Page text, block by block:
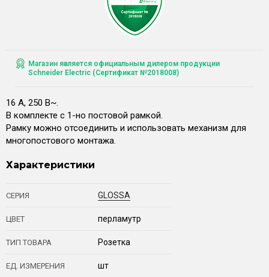
Магазин является официальным дилером продукции
Schneider Electric (Сертификат №2018008)
16 А, 250 В~.
В комплекте с 1-но постовой рамкой.
Рамку можно отсоединить и использовать механизм для
многопостового монтажа.
Характеристики
СЕРИЯ GLOSSA
ЦВЕТ перламутр
ТИП ТОВАРА Розетка
ЕД. ИЗМЕРЕНИЯ шт